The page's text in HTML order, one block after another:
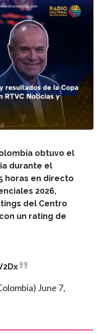
obtuvo el
durante el
horas en directo
2026,
del Centro
un rating de
June 7,